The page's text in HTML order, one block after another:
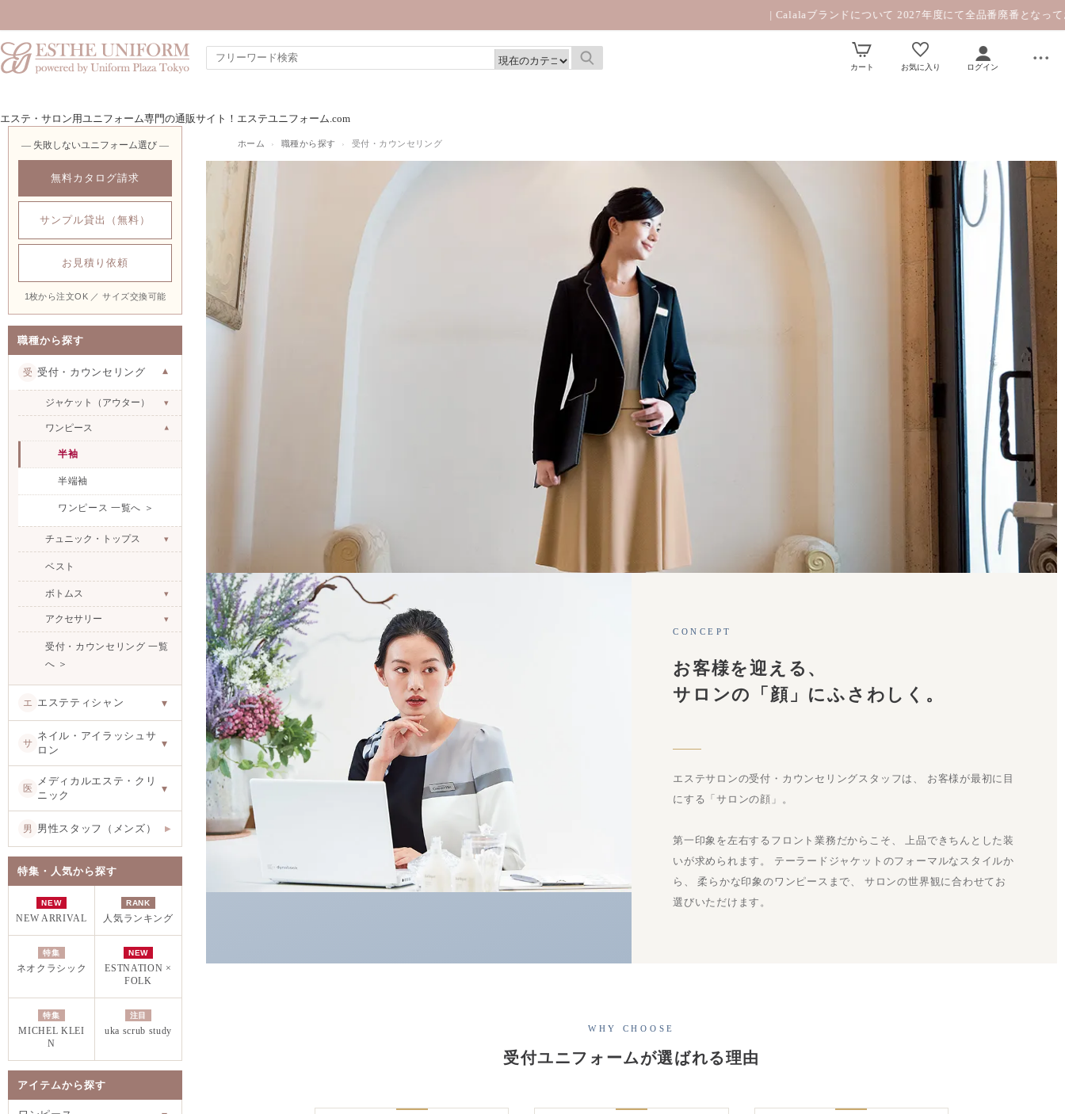
カート お気に入り ログイン
| Calalaブランドについて 2027年度にて全品番廃番となっております。|
エステ・サロン用ユニフォーム専門の通販サイト！エステユニフォーム.com
― 失敗しないユニフォーム選び ―
無料カタログ請求
サンプル貸出（無料）
お見積り依頼
1枚から注文OK ／ サイズ交換可能
職種から探す
受 受付・カウンセリング ▾
ジャケット（アウター） ▾
ワンピース ▾
半袖
半端袖
ワンピース 一覧へ ＞
チュニック・トップス ▾
ベスト
ボトムス ▾
アクセサリー ▾
受付・カウンセリング 一覧
へ ＞
エ エステティシャン ▾
サ
ネイル・アイラッシュサ
ロン
▾
医
メディカルエステ・クリ
ニック
▾
男 男性スタッフ（メンズ） ▶
特集・人気から探す
NEW
NEW ARRIVAL
RANK
人気ランキング
特集
ネオクラシック
NEW
ESTNATION ×
FOLK
特集
MICHEL KLEI
N
注目
uka scrub study
アイテムから探す
ホーム › 職種から探す › 受付・カウンセリング
RECEPTION & COUNSELING
受付・カウンセリング
第一印象を、上品に演出する
CONCEPT
お客様を迎える、
サロンの「顔」にふさわしく。
エステサロンの受付・カウンセリングスタッフは、 お客様が最初に目
にする「サロンの顔」。
第一印象を左右するフロント業務だからこそ、 上品できちんとした装
いが求められます。 テーラードジャケットのフォーマルなスタイルか
ら、 柔らかな印象のワンピースまで、 サロンの世界観に合わせてお
選びいただけます。
WHY CHOOSE
受付ユニフォームが選ばれる理由